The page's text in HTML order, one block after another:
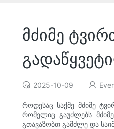
მძიმე
2025-10-09
როდესაც საქმე მძიმე
რომელიც გაუძლებს
გთავაზობთ გამძლე და